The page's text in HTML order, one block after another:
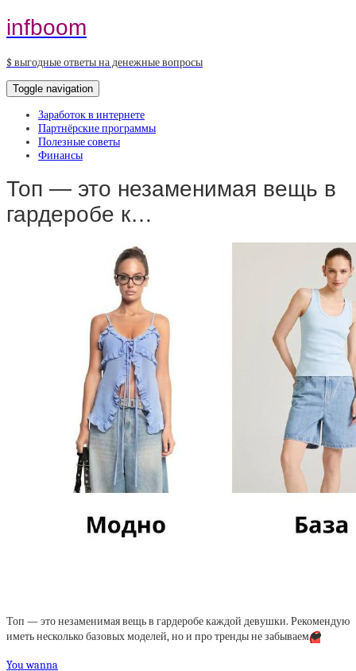
infboom
$ выгодные ответы на денежные вопросы
Toggle navigation
Заработок в интернете
Партнёрские программы
Полезные советы
Финансы
Топ — это незаменимая вещь в
гардеробе к…
Топ — это незаменимая вещь в гардеробе каждой девушки. Рекомендую
иметь несколько базовых моделей, но и про тренды не забываем❤️
You wanna